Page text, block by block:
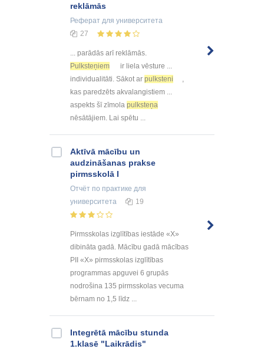
reklāmās
Реферат для университета
27
... parādās arī reklāmās.
Pulksteņiem
ir liela vēsture ...
individualitāti. Sākot ar pulksteni
kas paredzēts akvalangistiem ...
aspekts šī zīmola pulksteņa
nēsātājiem. Lai spētu ...
Aktīvā mācību un
audzināšanas prakse
pirmsskolā I
Отчёт по практике для
университета
19
Pirmsskolas izglītības iestāde «X»
dibināta gadā. Mācību gadā mācības
PII «X» pirmsskolas izglītības
programmas apguvei 6 grupās
nodrošina 135 pirmsskolas vecuma
bērnam no 1,5 līdz ...
Integrētā mācību stunda
1.klasē "Laikrādis"